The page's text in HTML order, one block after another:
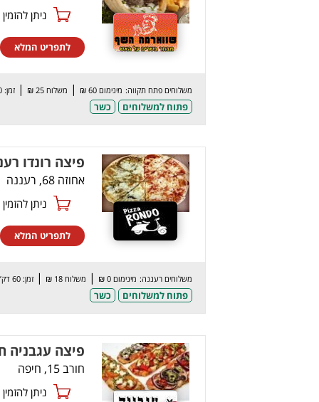
ניתן להזמין online
לתפריט המלא
משלוחים פתח תקווה: מינימום 60 ₪ | משלוח 25 ₪ | זמן: 60 דק’
פתוח למשלוחים כשר
פיצה רונדו
אחוזה 68, רעננה
ניתן להזמין online
לתפריט המלא
משלוחים רעננה: מינימום 0 ₪ | משלוח 18 ₪ | זמן: 60 דק’
פתוח למשלוחים כשר
פיצה עגבניה
חורב 15, חיפה
ניתן להזמין online